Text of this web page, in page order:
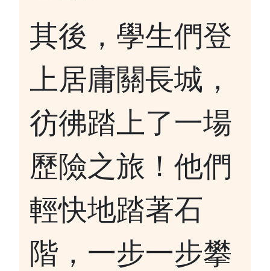
其後，學生們登
上居庸關長城，
彷彿踏上了一場
歷險之旅！他們
輕快地踏著石
階，一步一步攀